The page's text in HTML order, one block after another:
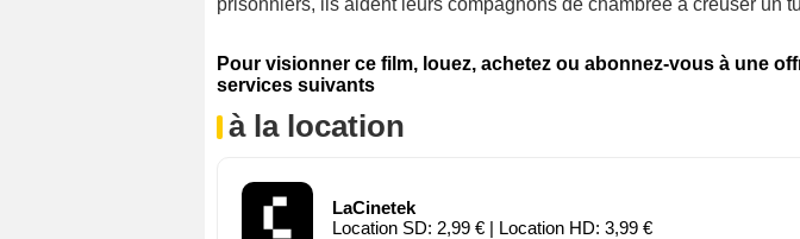
prisonniers, ils aident leurs compagnons de chambrée à creuser un
Pour visionner ce film, louez, achetez ou abonnez-vous à une
services suivants
à la location
LaCinetek
Location SD: 2,99 € | Location HD: 3,99 €